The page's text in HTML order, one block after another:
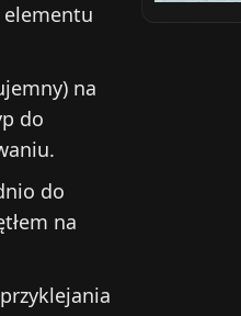
elementu
na
do
do
na